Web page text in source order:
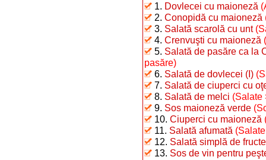
1. Dovlecei cu maioneză
2. Conopidă cu maioneză
3. Salată scarolă cu unt
4. Crenvuşti cu maioneză
5. Salată de pasăre ca la
pasăre)
6. Salată de dovlecei (I)
7. Salată de ciuperci cu
8. Salată de melci (Salate
9. Sos maioneză verde
10. Ciuperci cu maioneză
11. Salată afumată
12. Salată simplă de fructe
13. Sos de vin pentru